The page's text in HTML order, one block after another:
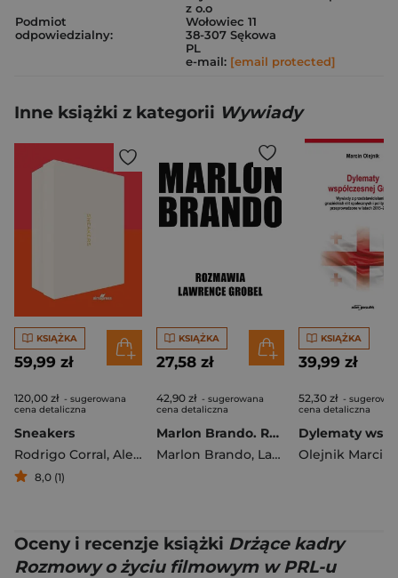
Podmiot
odpowiedzialny:
z o.o
Wołowiec 11
38-307 Sękowa
PL
e-mail: [email protected]
Inne książki z kategorii Wywiady
KSIĄŻKA
59,99 zł
120,00 zł - sugerowana
cena detaliczna
Sneakers
Rodrigo Corral, Alex French ,Howie Kahn
8,0 (1)
KSIĄŻKA
27,58 zł
42,90 zł - sugerowana
cena detaliczna
Marlon Brando. Rozmawia Lawrence Grobel
Marlon Brando, Lawrence Grobel
KSIĄŻKA
39,99 zł
52,30 zł -
cena detaliczna
Olejnik Marcin
Oceny i recenzje książki Drżące kadry
Rozmowy o życiu filmowym w PRL-u